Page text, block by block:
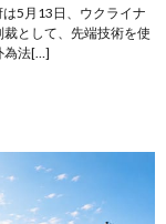
5月13日、ウクライナ
として、先端技術を使
為法[…]